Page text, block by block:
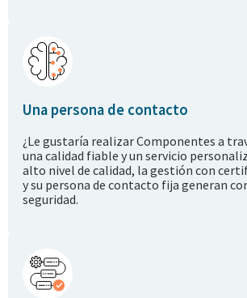
Una persona de contacto
¿Le gustaría realizarComponentes a
una calidad fiable y un servicio
alto nivel de calidad, la gestión con
y su persona de contacto fija generan
seguridad.